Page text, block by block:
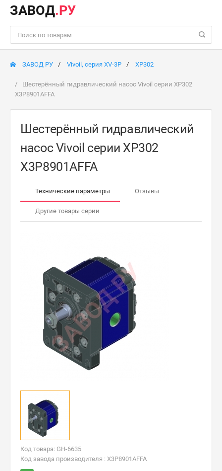
ЗАВОД.РУ
ЗАВОД РУ Vivoil, серия XV-3P XP302
Шестерённый гидравлический насос Vivoil серии XP302
X3P8901AFFA
Шестерённый гидравлический
насос Vivoil серии XP302
X3P8901AFFA
Технические параметры Отзывы
Другие товары серии
Код товара: GH-6635
Код завода производителя : X3P8901AFFA